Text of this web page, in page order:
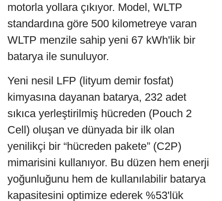
motorla yollara çıkıyor. Model, WLTP
standardına göre 500 kilometreye varan
WLTP menzile sahip yeni 67 kWh'lik bir
batarya ile sunuluyor.
Yeni nesil LFP (lityum demir fosfat)
kimyasına dayanan batarya, 232 adet
sıkıca yerleştirilmiş hücreden (Pouch 2
Cell) oluşan ve dünyada bir ilk olan
yenilikçi bir “hücreden pakete” (C2P)
mimarisini kullanıyor. Bu düzen hem enerji
yoğunluğunu hem de kullanılabilir batarya
kapasitesini optimize ederek %53'lük